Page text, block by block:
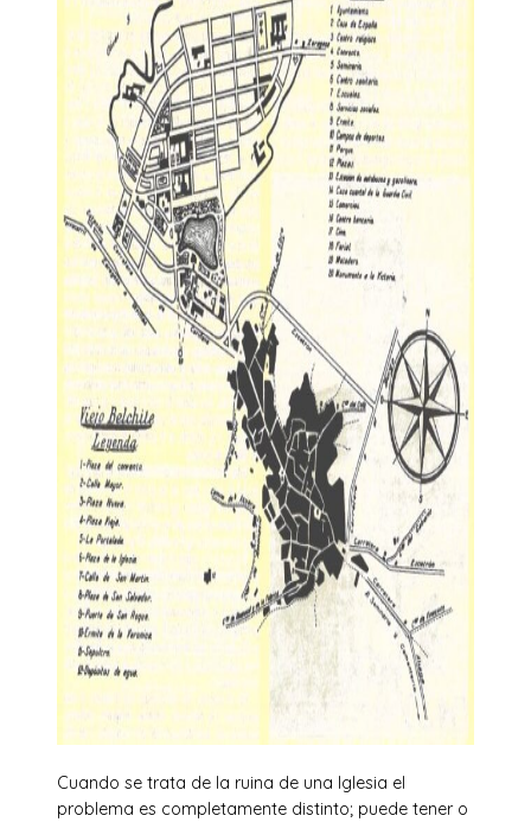
Cuando se trata de la ruina de una Iglesia el
problema es completamente distinto; puede tener o